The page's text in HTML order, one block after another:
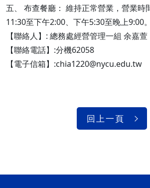
五、 布查餐廳： 維持正常營業，營業時
11:30至下午2:00、下午5:30至晚上9:00。
【聯絡人】: 總務處經營管理一組 余嘉萱
【聯絡電話】:分機62058
【電子信箱】:chia1220@nycu.edu.tw
回上一頁